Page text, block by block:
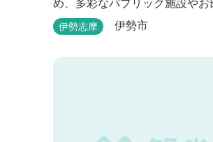
り思い出深いものにしてくれま
ツ施設や、ウォータースライ
伊勢志摩 伊勢市